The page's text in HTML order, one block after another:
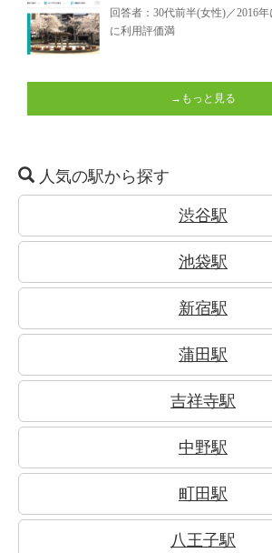
回答者：30代前半(女性)／2016
に利用評価満
→もっと見る
人気の駅から探す
渋谷駅
池袋駅
新宿駅
蒲田駅
吉祥寺駅
中野駅
町田駅
八王子駅